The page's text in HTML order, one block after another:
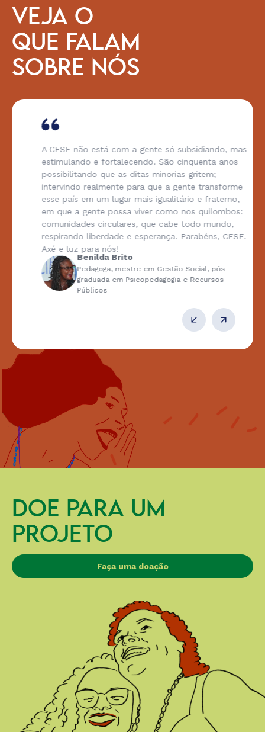
VEJA O
QUE FALAM
SOBRE NÓS
A CESE não está com a gente só subsidiando, mas
estimulando e fortalecendo. São cinquenta anos
possibilitando que as ditas minorias gritem;
intervindo realmente para que a gente transforme
esse país em um lugar mais igualitário e fraterno,
em que a gente possa viver como nos quilombos:
comunidades circulares, que cabe todo mundo,
respirando liberdade e esperança. Parabéns, CESE.
Axé e luz para nós!
Benilda Brito
Pedagoga, mestre em Gestão Social, pós-
graduada em Psicopedagogia e Recursos
Públicos
DOE PARA UM
PROJETO
Faça uma doação